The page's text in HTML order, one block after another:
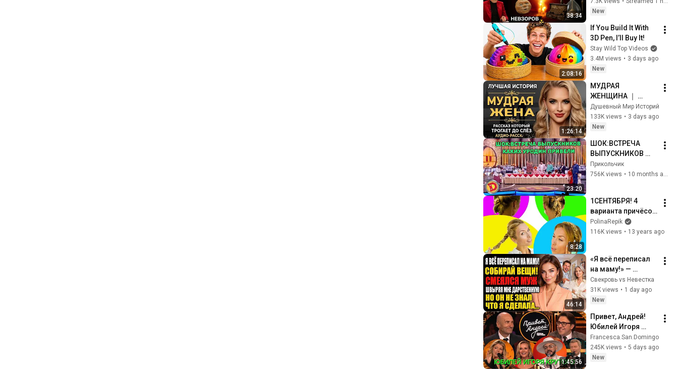
38:34
настроение.
Колобок.
New
2:08:16
If You Build It With
3D Pen, I’ll Buy It!
Stay Wild Top Videos
3.4M views • 3 days ago
New
1:26:14
МУДРАЯ
ЖЕНЩИНА ｜
Рассказ, который
трогает до
глубины души.
история ｜ Аудио
рассказ.
Душевный Мир Историй
133K views • 3 days ago
New
23:20
ШОК:ВСТРЕЧА
ВЫПУСКНИКОВ
КАКИХ УРОДИН
ПРИВЕЛИ
Прикольчик
756K views • 10 months ago
8:28
1СЕНТЯБРЯ! 4
варианта причёсок
на КАЖДЫЙ день -
КОЛОСОК!
PolinaRepik
116K views • 13 years ago
46:14
«Я всё переписал
на маму!» —
смеялся муж. Но
он забыл об одной
важной детали
Свекровь vs Невестка
31K views • 1 day ago
New
1:45:56
Привет, Андрей!
Юбилей Игоря
Крутого 01.08.2026
Francesca.San.Domingo
245K views • 5 days ago
New